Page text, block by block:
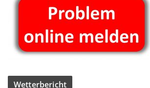
Wet­ter­be­richt